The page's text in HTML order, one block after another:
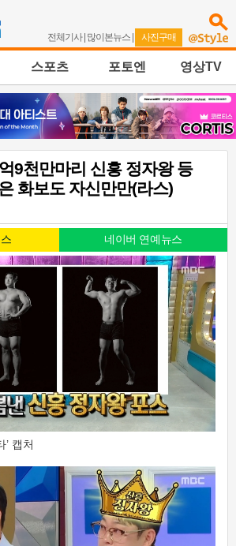
전체기사| 많이본뉴스 | 사진구매
스포츠 포토엔 영상TV
9천만마리 신흥 정자왕 등
화보도 자신만만(라스)
네이버 연예뉴스
’ 캡처